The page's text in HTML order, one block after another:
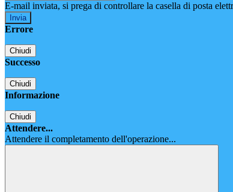
E-mail inviata, si prega di controllare la casella di posta
Errore
Chiudi
Successo
Chiudi
Informazione
Chiudi
Attendere...
Attendere il completamento dell'operazione...